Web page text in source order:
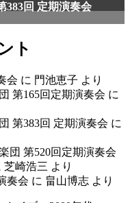
383回 定期演奏会
ト
会 に 門池恵子 より
第165回定期演奏会 に
第383回 定期演奏会 に
団 第520回定期演奏会
芝崎浩三 より
奏会 に 畠山博志 より